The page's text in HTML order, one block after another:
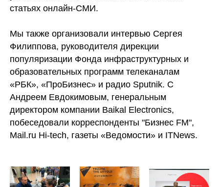
статьях онлайн-СМИ.
Мы также организовали интервью Сергея
Филиппова, руководителя дирекции
популяризации Фонда инфраструктурных и
образовательных программ телеканалам
«РБК», «ПроБизнес» и радио Sputnik. С
Андреем Евдокимовым, генеральным
директором компании Baikal Electronics,
побеседовали корреспонденты "Бизнес FM",
Mail.ru Hi-tech, газеты «Ведомости» и ITNews.